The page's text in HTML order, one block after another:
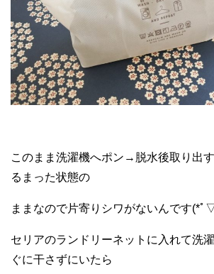
このまま洗濯機へポン→脱水後取り出
るまった状態の
ままなので片寄りシワがないんです(*ﾟ
セリアのランドリーネットに入れて洗
ぐに干さずにいたら